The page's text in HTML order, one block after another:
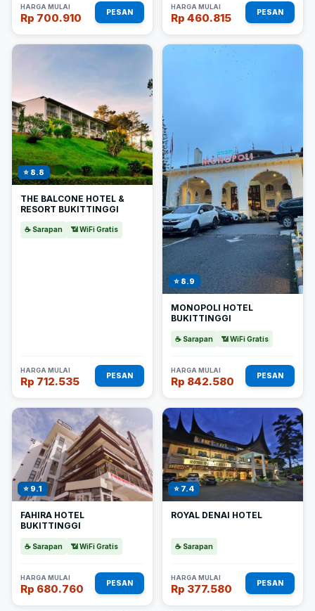
HARGA MULAI
Rp 700.910 PESAN
HARGA MULAI
Rp 460.815 PESAN
⭐ 8.8
THE BALCONE HOTEL &
RESORT BUKITTINGGI
☕ Sarapan 📶 WiFi Gratis
HARGA MULAI
Rp 712.535 PESAN
⭐ 8.9
MONOPOLI HOTEL
BUKITTINGGI
☕ Sarapan 📶 WiFi Gratis
HARGA MULAI
Rp 842.580 PESAN
⭐ 9.1
FAHIRA HOTEL
BUKITTINGGI
☕ Sarapan 📶 WiFi Gratis
HARGA MULAI
Rp 680.760 PESAN
⭐ 7.4
ROYAL DENAI HOTEL
☕ Sarapan
HARGA MULAI
Rp 377.580 PESAN